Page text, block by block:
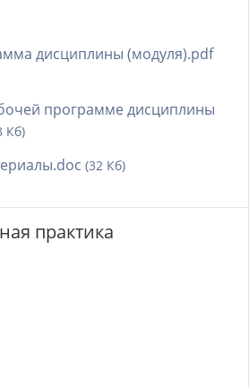
дисциплины (модуля).pdf
программе дисциплины
Кб)
(32 Кб)
практика